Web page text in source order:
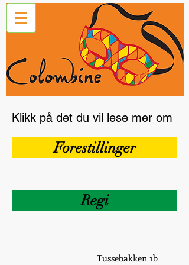
Regi
Forestillinger
Klikk på det du vil lese mer om
Tussebakken 1b